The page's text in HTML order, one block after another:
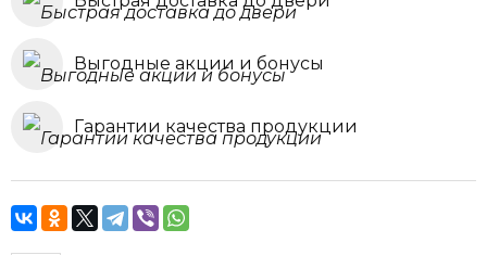
Выгодные акции и бонусы
Гарантии качества продукции